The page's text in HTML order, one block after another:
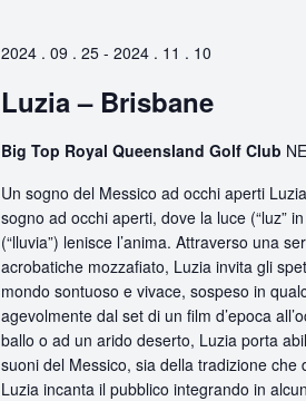
2024 . 09 . 25- 2024 . 11 . 10
Luzia – Brisbane
Big Top Royal Queensland Golf Club
Un sogno del Messico ad occhi aperti
sogno ad occhi aperti, dove la luce (“luz”
(“lluvia”) lenisce l’anima. Attraverso una
acrobatiche mozzafiato, Luzia invita gli
mondo sontuoso e vivace, sospeso in
agevolmente dal set di un film d’epoca
ballo o ad un arido deserto, Luzia porta
suoni del Messico, sia della tradizione
Luzia incanta il pubblico integrando in